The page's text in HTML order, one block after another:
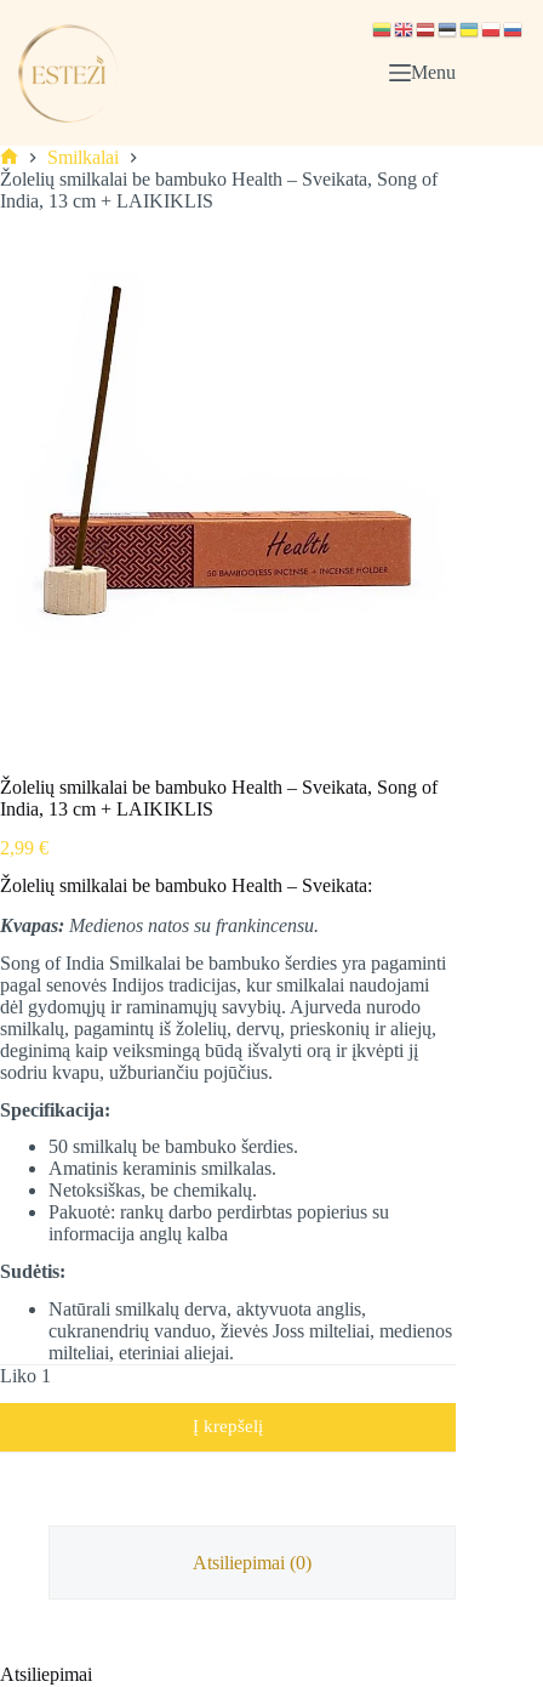
content
Menu
Pagrindinis
Smilkalai
Žolelių smilkalai be bambuko Health – Sveikata, Song of
India, 13 cm + LAIKIKLIS
Žolelių smilkalai be bambuko Health – Sveikata, Song of
India, 13 cm + LAIKIKLIS
2,99 €
Žolelių smilkalai be bambuko Health – Sveikata:
Kvapas: Medienos natos su frankincensu.
Song of India Smilkalai be bambuko šerdies yra pagaminti
pagal senovės Indijos tradicijas, kur smilkalai naudojami
dėl gydomųjų ir raminamųjų savybių. Ajurveda nurodo
smilkalų, pagamintų iš žolelių, dervų, prieskonių ir aliejų,
deginimą kaip veiksmingą būdą išvalyti orą ir įkvėpti jį
sodriu kvapu, užburiančiu pojūčius.
Specifikacija:
50 smilkalų be bambuko šerdies.
Amatinis keraminis smilkalas.
Netoksiškas, be chemikalų.
Pakuotė: rankų darbo perdirbtas popierius su
informacija anglų kalba
Sudėtis:
Natūrali smilkalų derva, aktyvuota anglis,
cukranendrių vanduo, žievės Joss milteliai, medienos
milteliai, eteriniai aliejai.
Liko 1
Į krepšelį
Atsiliepimai (0)
Atsiliepimai